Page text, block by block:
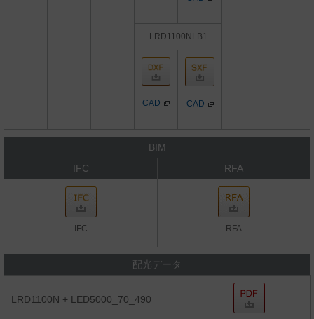
LRD1100NLB1
CAD CAD
BIM
IFC
RFA
IFC RFA
配光データ
LRD1100N + LED5000_70_490